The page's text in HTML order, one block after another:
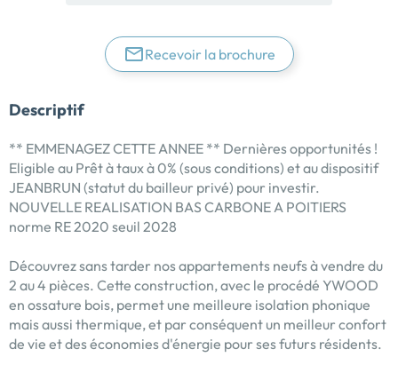
Recevoir la brochure
Descriptif
** EMMENAGEZ CETTE ANNEE ** Dernières opportunités !
Eligible au Prêt à taux à 0% (sous conditions) et au dispositif
JEANBRUN (statut du bailleur privé) pour investir.
NOUVELLE REALISATION BAS CARBONE A POITIERS
norme RE 2020 seuil 2028
Découvrez sans tarder nos appartements neufs à vendre du
2 au 4 pièces. Cette construction, avec le procédé YWOOD
en ossature bois, permet une meilleure isolation phonique
mais aussi thermique, et par conséquent un meilleur confort
de vie et des économies d'énergie pour ses futurs résidents.